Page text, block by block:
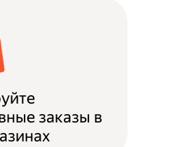
заказы в